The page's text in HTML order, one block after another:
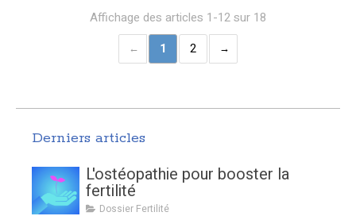
Affichage des articles 1-12 sur 18
1
2
Derniers articles
L'ostéopathie pour booster la
fertilité
Dossier Fertilité